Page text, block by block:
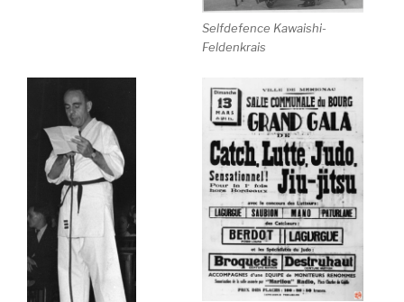
Selfdefence Kawaishi-
Feldenkrais